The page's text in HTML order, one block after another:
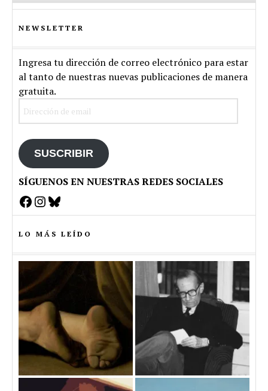
NEWSLETTER
Ingresa tu dirección de correo electrónico para estar
al tanto de nuestras nuevas publicaciones de manera
gratuita.
SUSCRIBIR
SÍGUENOS EN NUESTRAS REDES SOCIALES
Facebook
Instagram
Bluesky
LO MÁS LEÍDO